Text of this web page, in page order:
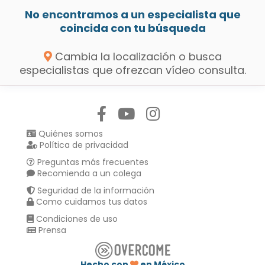
No encontramos a un especialista que
coincida con tu búsqueda
Cambia la localización o busca
especialistas que ofrezcan vídeo consulta.
Quiénes somos
Política de privacidad
Preguntas más frecuentes
Recomienda a un colega
Seguridad de la información
Como cuidamos tus datos
Condiciones de uso
Prensa